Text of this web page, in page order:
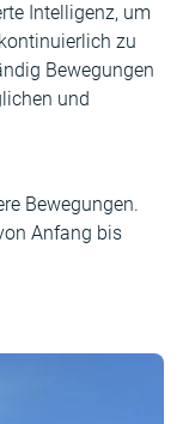
Intelligenz, um
zu
Bewegungen
und
Bewegungen.
Anfang bis